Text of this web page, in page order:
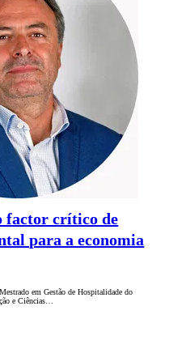
factor crítico de
para a economia
em Gestão de Hospitalidade do
e Ciências…